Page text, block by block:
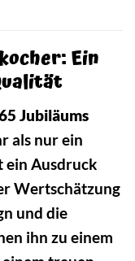
Ein
Jubiläums
als nur ein
ein Ausdruck
Wertschätzung
und die
ihn zu einem